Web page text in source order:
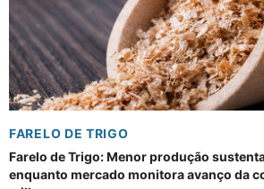
FARELO DE TRIGO
Farelo de Trigo: Menor produção
enquanto mercado monitora avanço da